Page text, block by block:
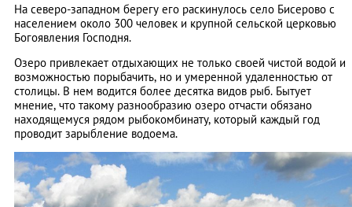
На северо-западном берегу его раскинулось село Бисерово с
населением около 300 человек и крупной сельской церковью
Богоявления Господня.
Озеро привлекает отдыхающих не только своей чистой водой и
возможностью порыбачить, но и умеренной удаленностью от
столицы. В нем водится более десятка видов рыб. Бытует
мнение, что такому разнообразию озеро отчасти обязано
находящемуся рядом рыбокомбинату, который каждый год
проводит зарыбление водоема.